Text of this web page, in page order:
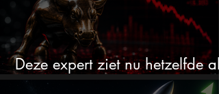
Deze expert ziet nu hetzelfde als
voor de crash van 1987